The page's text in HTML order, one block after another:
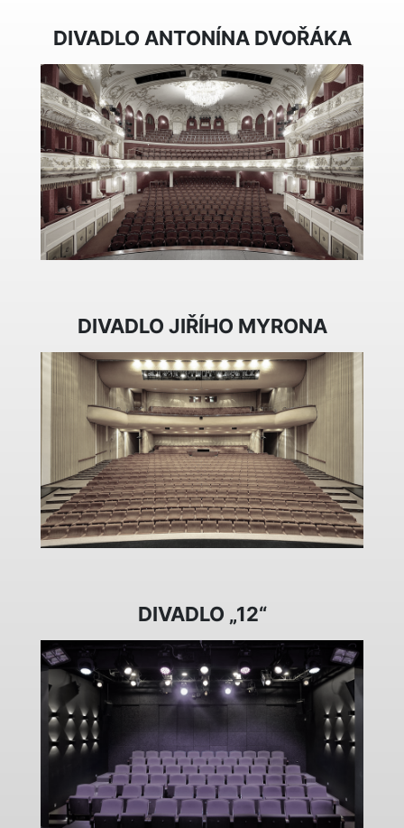
DIVADLO ANTONÍNA DVOŘÁKA
DIVADLO JIŘÍHO MYRONA
DIVADLO „12“